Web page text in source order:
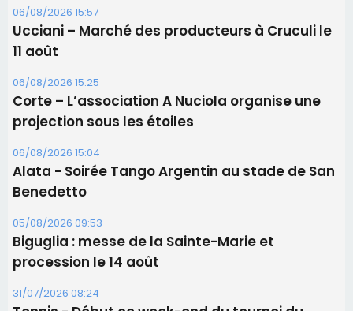
06/08/2026 15:04
Alata - Soirée Tango Argentin au stade de San
Benedetto
05/08/2026 09:53
Biguglia : messe de la Sainte-Marie et
procession le 14 août
31/07/2026 08:24
Tennis - Début ce week-end du tournoi du
RCPV
31/07/2026 08:22
82ème anniversaire de la disparition du
Commandant Antoine de Saint Exupery